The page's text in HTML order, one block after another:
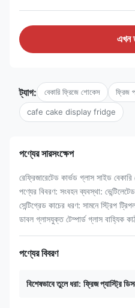
এখন
ট্যাগ: বেকারি ফ্রিজে শোকেস ফ্রিজ
cafe cake display fridge
পণ্যের সারসংক্ষেপ
রেফ্রিজারেটেড কার্ভড গ্লাস সাইড
পণ্যের বিবরণ: সংবহন ব্যবস্থা:
সেন্টিগ্রেড কাচের ধরণ: সামনে স্ট্রিপ
ডাবল গ্লাসযুক্ত টেম্পার্ড গ্লাস বাহ্যিক
পণ্যের বিবরণ
বিশেষভাবে তুলে ধরা: ফ্রিজ প্যাস্ট্রি